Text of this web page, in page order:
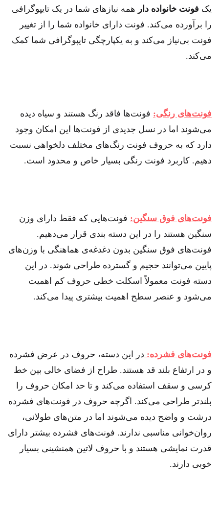
یک فونت خانواده دار همه نیاز‌های شما در یک تایپوگرافی
را برآورده می‌کند. فونت دارای خانواده شما را از تغییر
فونت بی‌نیاز می‌کند و به یکپارچگی تایپوگرافی شما کمک
می‌کند.
فونت‌های رنگی: فونت‌ها فاقد رنگ هستند و سیاه دیده
می‌شوند اما در نسل جدیدی از فونت‌ها این امکان وجود
دارد که به حروف فونت رنگ‌های مختلف دلخواهی نسبت
دهیم. کاربرد فونت رنگی بسیار خاص و محدود است.
فونت‌های فوق سنگین: فونت‌هایی که فقط دارای وزن
سنگین هستند را در این دسته بندی قرار می‌دهیم.
فونت‌های فوق سنگین بدون دغدغه‌ی هماهنگی با وزن‌های
پایین می‌توانند حجیم و گسترده طراحی شوند. در این
دسته فونت معمولاً اسکلت خطی حروف کم اهمیت
می‌شود و عنصر سطح اهمیت بیشتری پیدا می‌کند.
فونت‌های فشرده: در این دسته، حروف در عرض فشرده
و در ارتفاع بلند قد هستند. طراح از فضای خالی بین خط
کرسی و سقف استفاده می‌کند و تا حد امکان حروف را
بلند‌تر طراحی‌ می‌کند. اگرچه حروف در فونت‌های فشرده
درشت و واضح دیده می‌شوند اما در متن‌های طولانی،
روان‌خوانی مناسبی ندارند. فونت‌های فشرده بیشتر دارای
قدرت نمایشی هستند و با حروف لاتین همنشینی بسیار
خوبی دارند.